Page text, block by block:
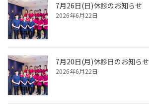
7月26日(日)休診のお知らせ
2026年6月22日
7月20日(月)休診日のお知らせ
2026年6月22日